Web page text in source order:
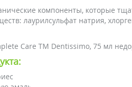
компоненты, которые
лаурилсульфат натрия,
Care ТМ Dentissimo, 75 мл